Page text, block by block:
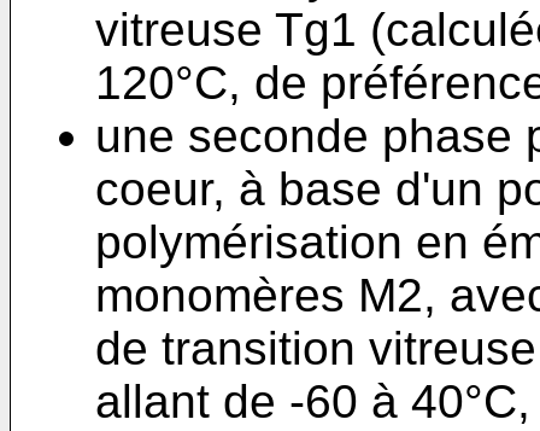
vitreuse Tg1
120°C, de
une seconde phase
coeur, à base d'un
polymérisation en
monomères M2,
de transition
allant de -60 à